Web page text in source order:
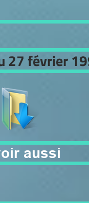
février 1990